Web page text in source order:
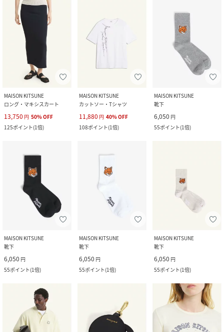
MAISON KITSUNE
ロング・マキシスカート
13,750 円 50%OFF
125ポイント(1倍)
MAISON KITSUNE
カットソー・Tシャツ
11,880 円 40%OFF
108ポイント(1倍)
MAISON KITSUNE
靴下
6,050 円
55ポイント(1倍)
MAISON KITSUNE
靴下
6,050 円
55ポイント(1倍)
MAISON KITSUNE
靴下
6,050 円
55ポイント(1倍)
MAISON KITSUNE
靴下
6,050 円
55ポイント(1倍)